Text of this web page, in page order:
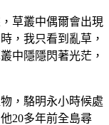
草叢中偶爾會出現
，我只看到亂草，
中隱隱閃著光茫，
，駱明永小時候處
20多年前全島尋